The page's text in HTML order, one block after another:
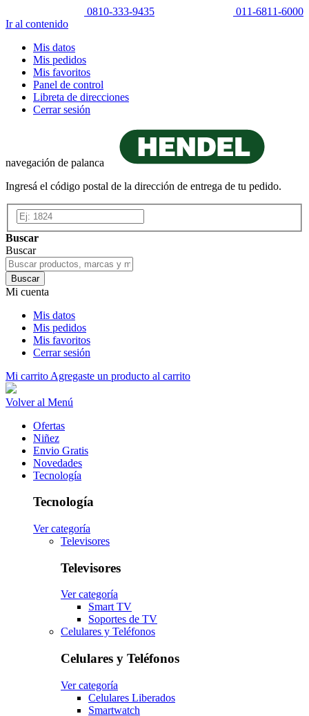
0810-333-9435
011-6811-6000
Ir al contenido
Mis datos
Mis pedidos
Mis favoritos
Panel de control
Libreta de direcciones
Cerrar sesión
navegación de palanca
Ingresá el código postal de la dirección de entrega de tu pedido.
Buscar
Buscar
Buscar
Mi cuenta
Mis datos
Mis pedidos
Mis favoritos
Cerrar sesión
Mi carrito Agregaste un producto al carrito
Volver al Menú
Ofertas
Niñez
Envio Gratis
Novedades
Tecnología
Tecnología
Ver categoría
Televisores
Televisores
Ver categoría
Smart TV
Soportes de TV
Celulares y Teléfonos
Celulares y Teléfonos
Ver categoría
Celulares Liberados
Smartwatch